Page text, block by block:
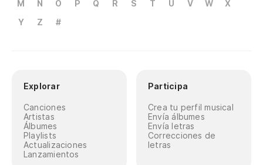
M
N O P Q R S T U V W
X
Y
Z #
Explorar
Canciones
Artistas
Álbumes
Playlists
Actualizaciones
Lanzamientos
Participa
Crea tu perfil musical
Envía álbumes
Envía letras
Correcciones de
letras